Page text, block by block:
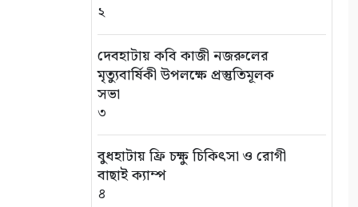
২
দেবহাটায় কবি কাজী নজরুলের
মৃত্যুবার্ষিকী উপলক্ষে প্রস্তুতিমূলক
সভা
৩
বুধহাটায় ফ্রি চক্ষু চিকিৎসা ও রোগী
বাছাই ক্যাম্প
৪